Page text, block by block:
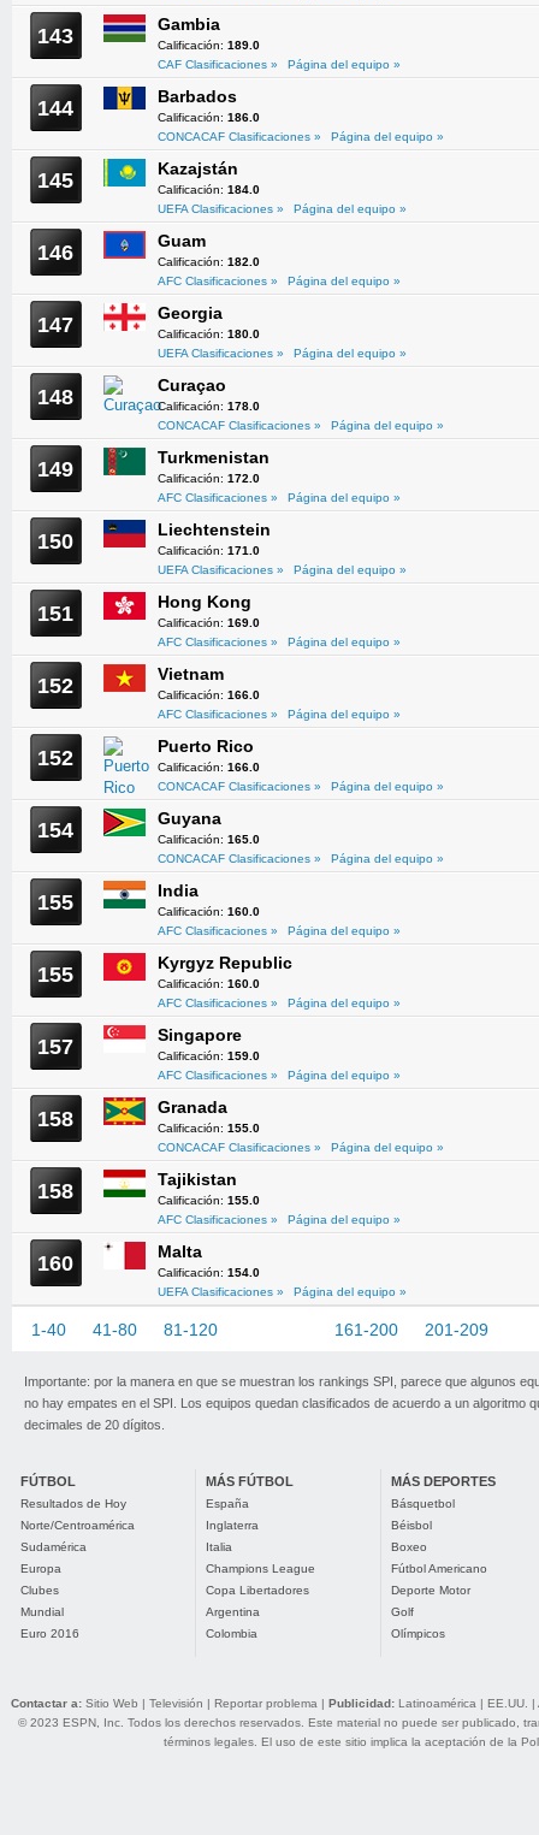
143 Gambia
Calificación: 189.0
CAF Clasificaciones »
Página del equipo »
144 Barbados
Calificación: 186.0
CONCACAF Clasificaciones »
Página del equipo »
145 Kazajstán
Calificación: 184.0
UEFA Clasificaciones »
Página del equipo »
146 Guam
Calificación: 182.0
AFC Clasificaciones »
Página del equipo »
147 Georgia
Calificación: 180.0
UEFA Clasificaciones »
Página del equipo »
148 Curaçao
Calificación: 178.0
CONCACAF Clasificaciones »
Página del equipo »
149 Turkmenistan
Calificación: 172.0
AFC Clasificaciones »
Página del equipo »
150 Liechtenstein
Calificación: 171.0
UEFA Clasificaciones »
Página del equipo »
151 Hong Kong
Calificación: 169.0
AFC Clasificaciones »
Página del equipo »
152 Vietnam
Calificación: 166.0
AFC Clasificaciones »
Página del equipo »
152 Puerto Rico
Calificación: 166.0
CONCACAF Clasificaciones »
Página del equipo »
154 Guyana
Calificación: 165.0
CONCACAF Clasificaciones »
Página del equipo »
155 India
Calificación: 160.0
AFC Clasificaciones »
Página del equipo »
155 Kyrgyz Republic
Calificación: 160.0
AFC Clasificaciones »
Página del equipo »
157 Singapore
Calificación: 159.0
AFC Clasificaciones »
Página del equipo »
158 Granada
Calificación: 155.0
CONCACAF Clasificaciones »
Página del equipo »
158 Tajikistan
Calificación: 155.0
AFC Clasificaciones »
Página del equipo »
160 Malta
Calificación: 154.0
UEFA Clasificaciones »
Página del equipo »
1-40 41-80 81-120 161-200 201-209
Importante: por la manera en que se muestran los rankings SPI, parece que algunos
no hay empates en el SPI. Los equipos quedan clasificados de acuerdo a un algoritmo
decimales de 20 dígitos.
FÚTBOL
Resultados de Hoy
Norte/Centroamérica
Sudamérica
Europa
Clubes
Mundial
Euro 2016
MÁS FÚTBOL
España
Inglaterra
Italia
Champions League
Copa Libertadores
Argentina
Colombia
MÁS DEPORTES
Básquetbol
Béisbol
Boxeo
Fútbol Americano
Deporte Motor
Golf
Olímpicos
Contactar a: Sitio Web | Televisión | Reportar problema | Publicidad: Latinoamérica | EE.UU. |
© 2023 ESPN, Inc. Todos los derechos reservados. Este material no puede ser publicado,
términos legales. El uso de este sitio implica la aceptación de la